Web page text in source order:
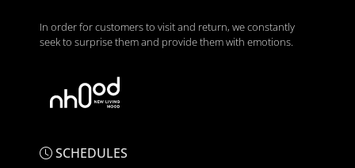
In order for customers to visit and return, we constantly
seek to surprise them and provide them with emotions.
SCHEDULES